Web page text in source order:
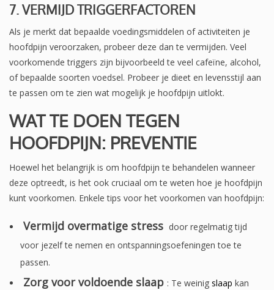
7. VERMIJD TRIGGERFACTOREN
Als je merkt dat bepaalde voedingsmiddelen of activiteiten je
hoofdpijn veroorzaken, probeer deze dan te vermijden. Veel
voorkomende triggers zijn bijvoorbeeld te veel cafeïne, alcohol,
of bepaalde soorten voedsel. Probeer je dieet en levensstijl aan
te passen om te zien wat mogelijk je hoofdpijn uitlokt.
WAT TE DOEN TEGEN
HOOFDPIJN: PREVENTIE
Hoewel het belangrijk is om hoofdpijn te behandelen wanneer
deze optreedt, is het ook cruciaal om te weten hoe je hoofdpijn
kunt voorkomen. Enkele tips voor het voorkomen van hoofdpijn:
Vermijd overmatige stress door regelmatig tijd
voor jezelf te nemen en ontspanningsoefeningen toe te
passen.
Zorg voor voldoende slaap : Te weinig slaap kan